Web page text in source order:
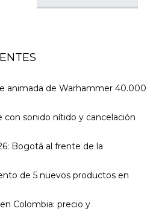
animada de Warhammer 40.000
con sonido nítido y cancelación
Bogotá al frente de la
de 5 nuevos productos en
Colombia: precio y